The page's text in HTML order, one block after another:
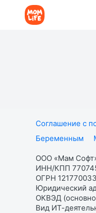
Соглашение с
Беременным
ООО «Мам
ИНН/КПП
ОГРН
Юридический
ОКВЭД
Вид ИТ-